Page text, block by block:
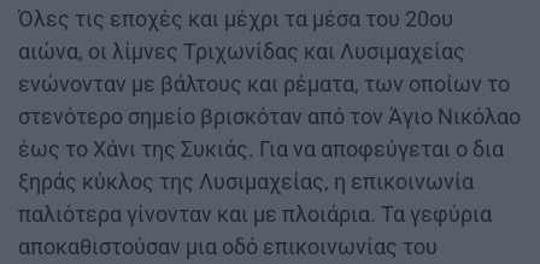
Όλες τις εποχές και μέχρι τα μέσα του 20ου
αιώνα, οι λίμνες Τριχωνίδας και Λυσιμαχείας
ενώνονταν με βάλτους και ρέματα, των οποίων το
στενότερο σημείο βρισκόταν από τον Άγιο Νικόλαο
έως το Χάνι της Συκιάς. Για να αποφεύγεται ο δια
ξηράς κύκλος της Λυσιμαχείας, η επικοινωνία
παλιότερα γίνονταν και με πλοιάρια. Τα γεφύρια
αποκαθιστούσαν μια οδό επικοινωνίας του